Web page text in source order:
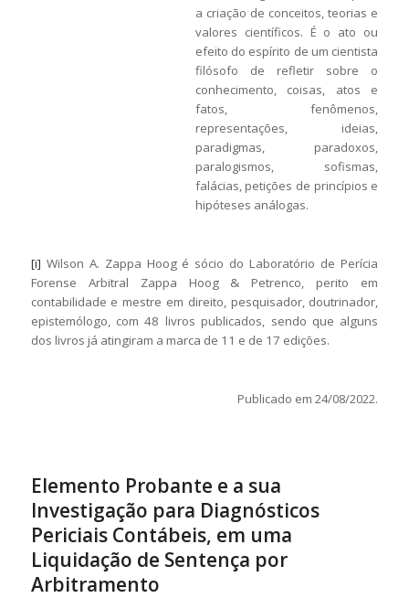
a criação de conceitos, teorias e
valores científicos. É o ato ou
efeito do espírito de um cientista
filósofo de refletir sobre o
conhecimento, coisas, atos e
fatos, fenômenos,
representações, ideias,
paradigmas, paradoxos,
paralogismos, sofismas,
falácias, petições de princípios e
hipóteses análogas.
[i] Wilson A. Zappa Hoog é sócio do Laboratório de Perícia
Forense Arbitral Zappa Hoog & Petrenco, perito em
contabilidade e mestre em direito, pesquisador, doutrinador,
epistemólogo, com 48 livros publicados, sendo que alguns
dos livros já atingiram a marca de 11 e de 17 edições.
Publicado em 24/08/2022.
Elemento Probante e a sua
Investigação para Diagnósticos
Periciais Contábeis, em uma
Liquidação de Sentença por
Arbitramento